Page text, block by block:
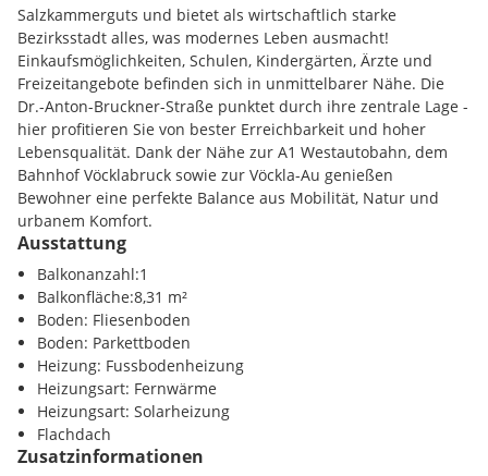
übergeben werden, werden die Gewerbeeinheiten im
hochwertigen Edelrohbau ausgeführt - optimal für
individuelle Gestaltungsmöglichkeiten.
Besonderes Augenmerk wurde auf eine Ausstattung gelegt,
die Qualität und Komfort vereint. Elektrischer Sonnenschutz
in allen Schlafräumen, edle Materialien und ein zeitloses
Design sorgen für ein stilvolles Wohnambiente. Alle
Wohnungen verfügen über großzügige Freiflächen wie
Balkone, Terrassen oder Eigengärten. Fixpreise und ein
hervorragendes Preis-Leistungs-Verhältnis bieten zusätzliche
Planungssicherheit. Auch für die Gewerbeeinheiten stehen
Kundenparkplätze direkt vor Ort zur Verfügung.
Wohnung Top A05 / 1.OG
Wohnfläche: ca. 69 m²
Ausführung: schlüsselfertig
1 Kellerabteil
1 Garagenstellplatz P25
Salzkammerguts und bietet als wirtschaftlich starke
Bezirksstadt alles, was modernes Leben ausmacht!
Einkaufsmöglichkeiten, Schulen, Kindergärten, Ärzte und
Freizeitangebote befinden sich in unmittelbarer Nähe. Die
Dr.-Anton-Bruckner-Straße punktet durch ihre zentrale Lage -
hier profitieren Sie von bester Erreichbarkeit und hoher
Lebensqualität. Dank der Nähe zur A1 Westautobahn, dem
Bahnhof Vöcklabruck sowie zur Vöckla-Au genießen
Bewohner eine perfekte Balance aus Mobilität, Natur und
urbanem Komfort.
Infrastruktur / Entfernungen
Gesundheit
Arzt <550m
Apotheke <475m
Krankenhaus <1400m
Kinder / Schulen
Schule <275m
Ausstattung
Balkonanzahl:1
Balkonfläche:8,31 m²
Boden: Fliesenboden
Boden: Parkettboden
Heizung: Fussbodenheizung
Heizungsart: Fernwärme
Heizungsart: Solarheizung
Flachdach
Zusatzinformationen